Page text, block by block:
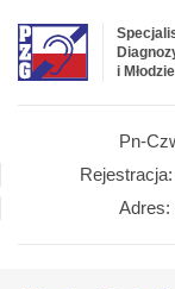
i
Pn-
Rejestracja:
Adres: